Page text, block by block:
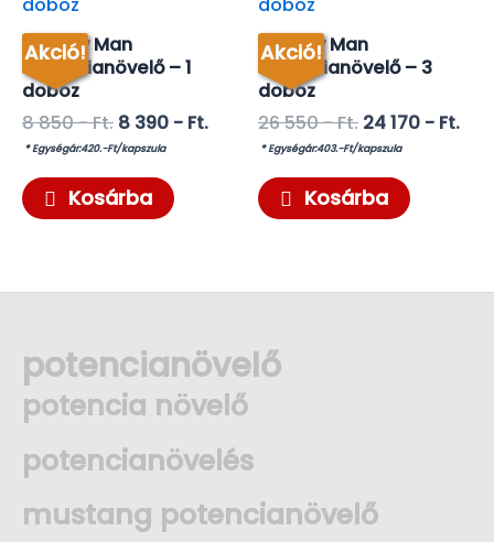
Akció!
V-Activ Man
Potencianövelő – 1
doboz
8 850- Ft. Original
price
8
850 -
8 390 - Ft.
Current
is:
8
* Egységár:420.-Ft/kapszula
Kosárba
Akció!
V-Activ Man
Potencianövelő – 3
doboz
26 550- Ft. Original
price
26
550 -
24 170 - Ft.
Current
is:
24
* Egységár:403.-Ft/kapszula
Kosárba
potencianövelő
potencia növelő
potencianövelés
mustang potencianövelő